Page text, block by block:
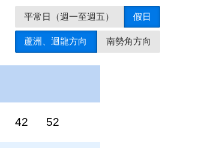
平常日（週一至週五） 假日
蘆洲、迴龍方向 南勢角方向
42 52